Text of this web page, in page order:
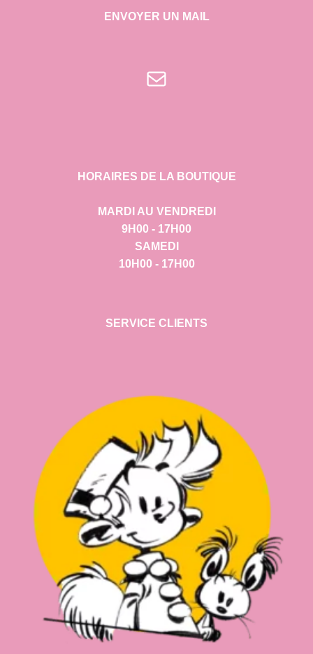
ENVOYER UN MAIL
E-mail
HORAIRES DE LA BOUTIQUE
MARDI AU VENDREDI
9H00 - 17H00
SAMEDI
10H00 - 17H00
SERVICE CLIENTS